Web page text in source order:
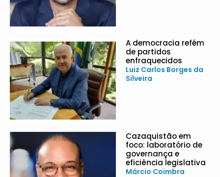
A democracia refém
de partidos
enfraquecidos
Luiz Carlos Borges da
Silveira
Cazaquistão em
foco: laboratório de
governança e
eficiência legislativa
Márcio Coimbra